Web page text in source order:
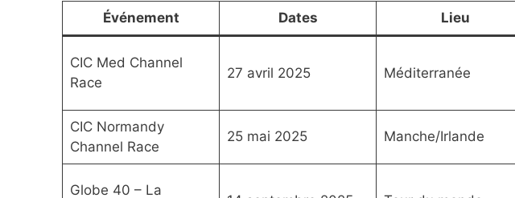
Événement Dates Lieu
CIC Med Channel
Race
27 avril 2025 Méditerranée
CIC Normandy
Channel Race
25 mai 2025 Manche/Irlande
Globe 40 – La